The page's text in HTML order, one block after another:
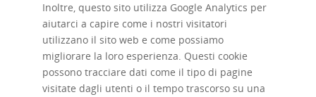
Inoltre, questo sito utilizza Google Analytics per
aiutarci a capire come i nostri visitatori
utilizzano il sito web e come possiamo
migliorare la loro esperienza. Questi cookie
possono tracciare dati come il tipo di pagine
visitate dagli utenti o il tempo trascorso su una